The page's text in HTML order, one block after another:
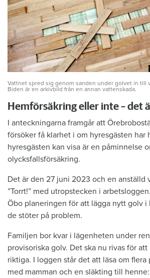
Vattnet spred sig genom sanden under golvet in till
Biden är en arkivbild från en annan vattenskada.
Hemförsäkring eller inte – det
I anteckningarna framgår att
försöker få klarhet i om hyresgästen har
hyresgästen kan visa är en påminnelse
olycksfallsförsäkring.
Det är den 27 juni 2023 och en anställd
”Torrt!” med utropstecken i
Öbo planeringen för att lägga nytt golv i
de stöter på problem.
Familjen bor kvar i lägenheten under
provisoriska golv. Det ska nu rivas för
riktiga. I loggen står det att läsa om
med mamman och en släkting till henne: